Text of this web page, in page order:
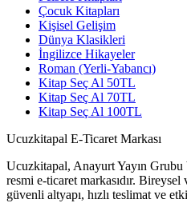
Çocuk Kitapları
Kişisel Gelişim
Dünya Klasikleri
İngilizce Hikayeler
Roman (Yerli-Yabancı)
Kitap Seç Al 50TL
Kitap Seç Al 70TL
Kitap Seç Al 100TL
Ucuzkitapal E-Ticaret Markası
Ucuzkitapal, Anayurt Yayın Grubu
resmi e-ticaret markasıdır. Bireysel
güvenli altyapı, hızlı teslimat ve